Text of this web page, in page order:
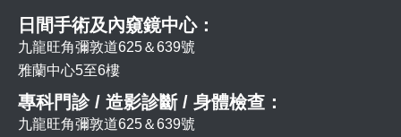
日間手術及內窺鏡中心：
九龍旺角彌敦道625＆639號
雅蘭中心5至6樓
專科門診 / 造影診斷 / 身體檢查：
九龍旺角彌敦道625＆639號